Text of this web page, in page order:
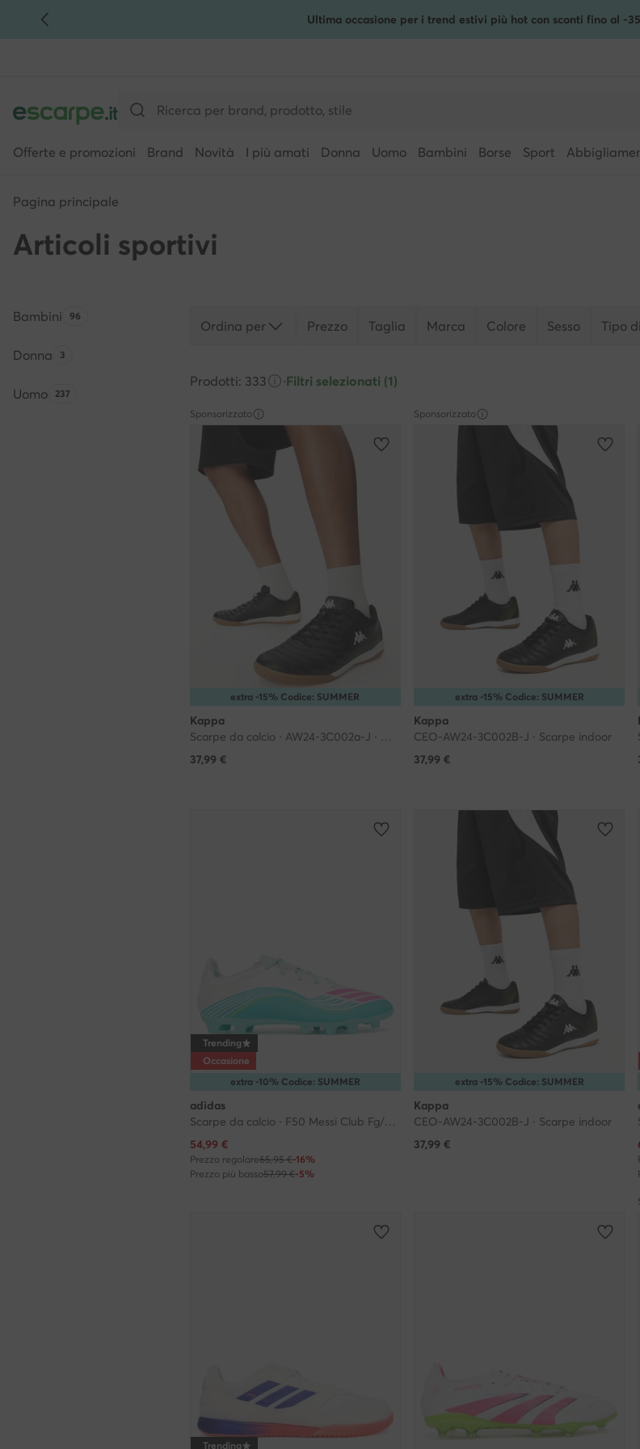
VAI AL CONTENUTO PRINCIPALE Ultima occasione per i trend estivi più hot con sconti fino al -
Offerte e promozioni Brand Novità I più amati Donna Uomo Bambini Borse Sport
Pagina principale
Articoli sportivi
Bambini Quantità di prodotti:
96
Donna Quantità di prodotti:
3
UomoQuantità di prodotti:
237
Ordina per Prezzo Taglia Marca Colore Sesso Tipo
Prodotti: 333 ·Filtri selezionati (1)
Sponsorizzato
extra -15% Codice: SUMMER
Kappa
Scarpe da calcio · AW24-3C002a-J · Nero
37,99 €
Sponsorizzato
extra -15% Codice: SUMMER
Kappa
CEO-AW24-3C002B-J · Scarpe indoor
37,99 €
extra -10% Codice: SUMMER
Trending
Occasione
adidas
Scarpe da calcio · F50 Messi Club Fg/Mg JQ0946 · Turchese
Prezzo attuale
54,99 €
Prezzo regolare65,95 €-16%
Prezzo più basso57,99 €-5%
extra -15% Codice: SUMMER
Kappa
CEO-AW24-3C002B-J · Scarpe indoor
37,99 €
Trending